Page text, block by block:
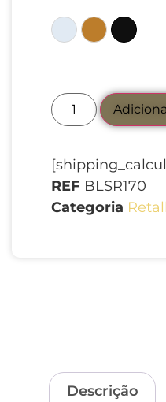
ColoridoMarromPreto
REF BLSR170
Categoria
Descrição